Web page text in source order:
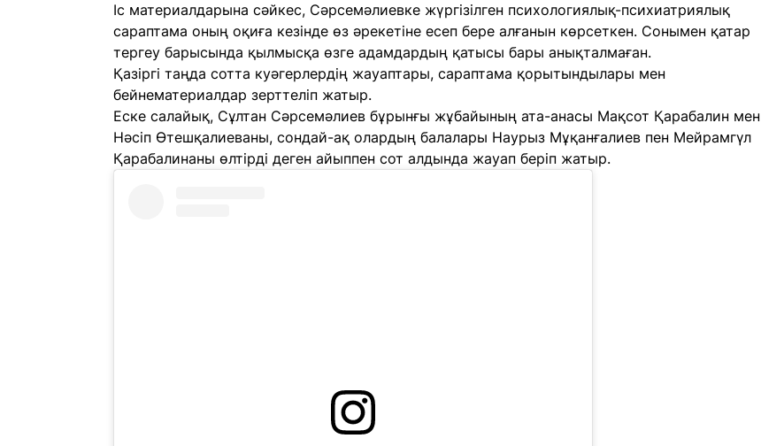
Іс материалдарына сәйкес, Сәрсемәлиевке жүргізілген психологиялық-психиатриялық
сараптама оның оқиға кезінде өз әрекетіне есеп бере алғанын көрсеткен. Сонымен қатар
тергеу барысында қылмысқа өзге адамдардың қатысы бары анықталмаған.
Қазіргі таңда сотта куәгерлердің жауаптары, сараптама қорытындылары мен
бейнематериалдар зерттеліп жатыр.
Еске салайық, Сұлтан Сәрсемәлиев бұрынғы жұбайының ата-анасы Мақсот Қарабалин мен
Нәсіп Өтешқалиеваны, сондай-ақ олардың балалары Наурыз Мұқанғалиев пен Мейрамгүл
Қарабалинаны өлтірді деген айыппен сот алдында жауап беріп жатыр.